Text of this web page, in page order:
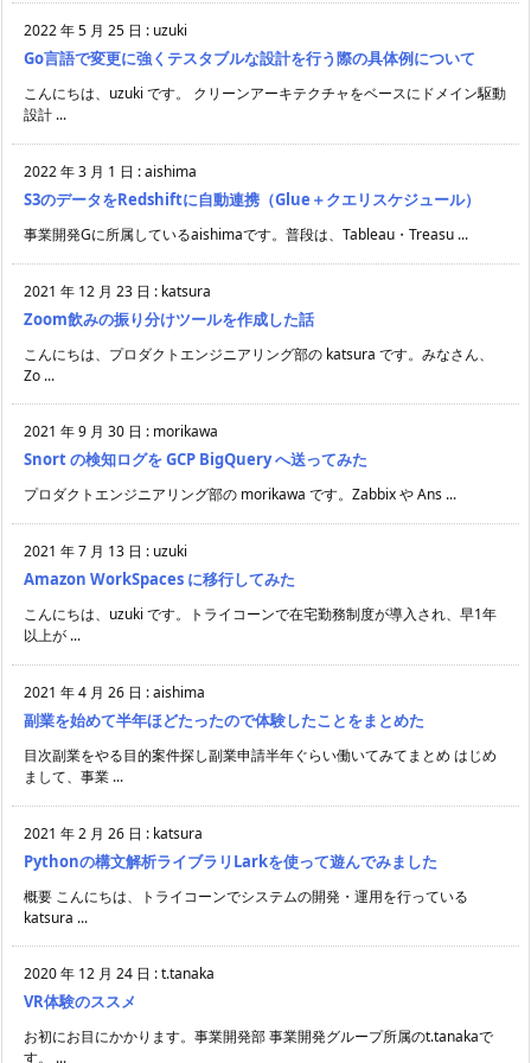
2022 年 5 月 25 日 : uzuki
Go言語で変更に強くテスタブルな設計を行う際の具体例について
こんにちは、uzuki です。 クリーンアーキテクチャをベースにドメイン駆動
設計 ...
2022 年 3 月 1 日 :aishima
S3のデータをRedshiftに自動連携（Glue＋クエリスケジュール）
事業開発Gに所属しているaishimaです。普段は、Tableau・Treasu ...
2021 年 12 月 23 日 : katsura
Zoom飲みの振り分けツールを作成した話
こんにちは、プロダクトエンジニアリング部の katsura です。みなさん、
Zo ...
2021 年 9 月 30 日 : morikawa
Snort の検知ログを GCP BigQuery へ送ってみた
プロダクトエンジニアリング部の morikawa です。Zabbix や Ans ...
2021 年 7 月 13 日 : uzuki
Amazon WorkSpaces に移行してみた
こんにちは、uzuki です。トライコーンで在宅勤務制度が導入され、早1年
以上が ...
2021 年 4 月 26 日 :aishima
副業を始めて半年ほどたったので体験したことをまとめた
目次副業をやる目的案件探し副業申請半年ぐらい働いてみてまとめ はじめ
まして、事業 ...
2021 年 2 月 26 日 : katsura
Pythonの構文解析ライブラリLarkを使って遊んでみました
概要 こんにちは、トライコーンでシステムの開発・運用を行っている
katsura ...
2020 年 12 月 24 日 :t.tanaka
VR体験のススメ
お初にお目にかかります。事業開発部 事業開発グループ所属のt.tanakaで
す。 ...